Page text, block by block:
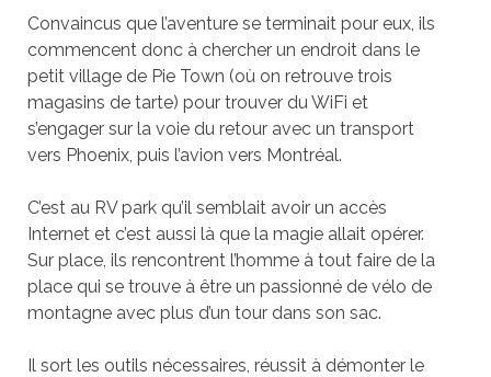
Convaincus que l’aventure se terminait pour eux, ils
commencent donc à chercher un endroit dans le
petit village de Pie Town (où on retrouve trois
magasins de tarte) pour trouver du WiFi et
s’engager sur la voie du retour avec un transport
vers Phoenix, puis l’avion vers Montréal.
C’est au RV park qu’il semblait avoir un accès
Internet et c’est aussi là que la magie allait opérer.
Sur place, ils rencontrent l’homme à tout faire de la
place qui se trouve à être un passionné de vélo de
montagne avec plus d’un tour dans son sac.
Il sort les outils nécessaires, réussit à démonter le